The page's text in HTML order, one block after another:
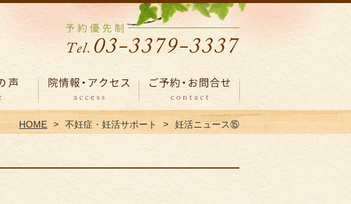
HOME 不妊症・妊活サポート 妊活ニュース⑮